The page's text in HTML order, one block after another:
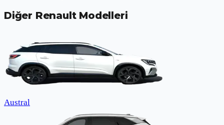
Diğer RenaultModelleri
Austral